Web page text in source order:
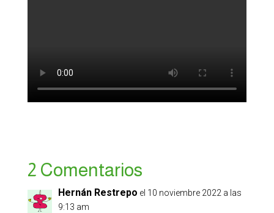
2 Comentarios
Hernán Restrepo el 10 noviembre 2022 a las
9:13 am